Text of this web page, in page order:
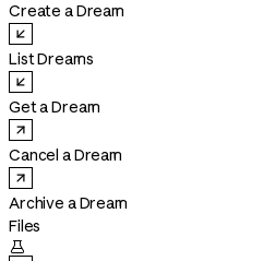
Create a Dream
List Dreams
Get a Dream
Cancel a Dream
Archive a Dream
Files
